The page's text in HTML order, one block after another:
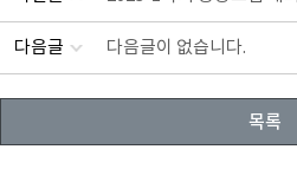
다음글 다음글이 없습니다.
목록